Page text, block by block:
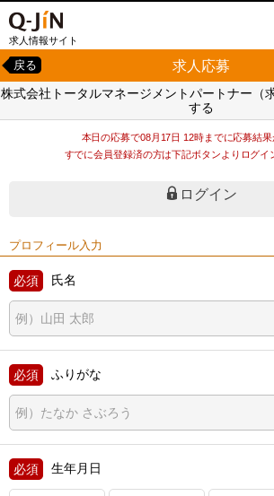
求人情報サイト
求人応募
戻る
株式会社トータルマネージメントパートナー（
する
本日の応募で08月17日 12時までに応募結
すでに会員登録済の方は下記ボタンよりログイ
ログイン
プロフィール入力
氏名
ふりがな
生年月日